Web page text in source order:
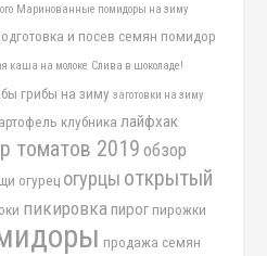
Маринованные помидоры на зиму
и посев семян помидор
каша на молоке Слива в шоколаде!
грибы на зиму заготовки на зиму
клубника лайфхак
томатов 2019обзор
огурец огурцы открытый
пикировка пирог пирожки
продажа семян